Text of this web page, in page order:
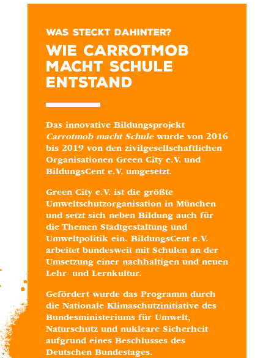
WAS STECKT DAHINTER?
WIE CARROTMOB
MACHT SCHULE
ENTSTAND
Das innovative Bildungsprojekt
Carrotmob macht Schulewurde von 2016
bis 2019 von den zivilgesellschaftlichen
Organisationen Green City e.V. und
BildungsCent e.V. umgesetzt.
Green City e.V. ist die größte
Umweltschutzorganisation in München
und setzt sich neben Bildung auch für
die Themen Stadtgestaltung und
Umweltpolitik ein. BildungsCent e.V.
arbeitet bundesweit mit Schulen an der
Umsetzung einer nachhaltigen und neuen
Lehr- und Lernkultur.
Gefördert wurde das Programm durch
die Nationale Klimaschutzinitiative des
Bundesministeriums für Umwelt,
Naturschutz und nukleare Sicherheit
aufgrund eines Beschlusses des
Deutschen Bundestages.